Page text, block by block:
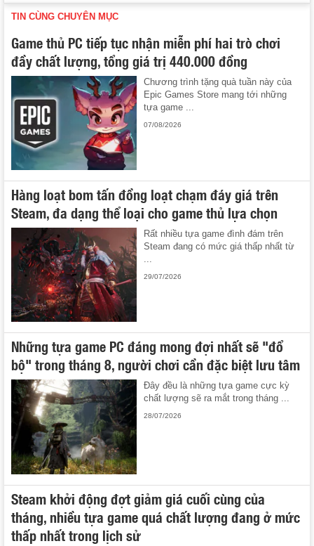
TIN CÙNG CHUYÊN MỤC
Game thủ PC tiếp tục nhận miễn phí hai trò chơi
đầy chất lượng, tổng giá trị 440.000 đồng
Chương trình tặng quà tuần này của
Epic Games Store mang tới những
tựa game ...
07/08/2026
Hàng loạt bom tấn đồng loạt chạm đáy giá trên
Steam, đa dạng thể loại cho game thủ lựa chọn
Rất nhiều tựa game đình đám trên
Steam đang có mức giá thấp nhất từ
29/07/2026
Những tựa game PC đáng mong đợi nhất sẽ "đổ
bộ" trong tháng 8, người chơi cần đặc biệt lưu tâm
Đây đều là những tựa game cực kỳ
chất lượng sẽ ra mắt trong tháng ...
28/07/2026
Steam khởi động đợt giảm giá cuối cùng của
tháng, nhiều tựa game quá chất lượng đang ở mức
thấp nhất trong lịch sử